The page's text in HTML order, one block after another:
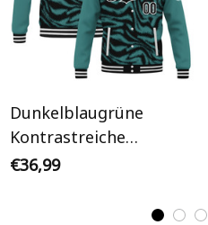
Dunkelblaugrüne
Kontrastreiche
Zebrastreifen
Personalisiertes Varsity
€36,99